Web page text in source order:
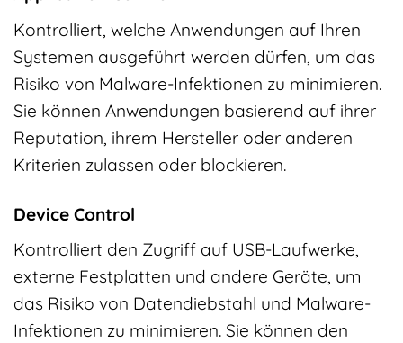
Kontrolliert, welche Anwendungen auf Ihren
Systemen ausgeführt werden dürfen, um das
Risiko von Malware-Infektionen zu minimieren.
Sie können Anwendungen basierend auf ihrer
Reputation, ihrem Hersteller oder anderen
Kriterien zulassen oder blockieren.
Device Control
Kontrolliert den Zugriff auf USB-Laufwerke,
externe Festplatten und andere Geräte, um
das Risiko von Datendiebstahl und Malware-
Infektionen zu minimieren. Sie können den